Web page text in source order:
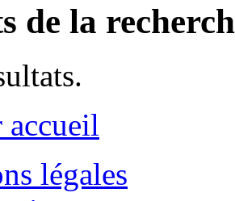
de la
accueil
légales